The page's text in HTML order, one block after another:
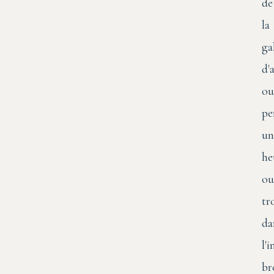
de
la
ou
ou